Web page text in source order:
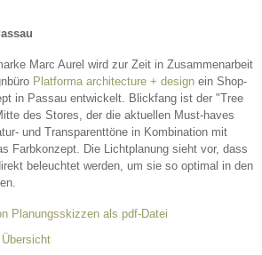
Marc Aurel wird zur Zeit in Zusammenarbeit
Platforma architecture + design ein Shop-
in Passau entwickelt. Blickfang ist der "Tree
des Stores, der die aktuellen Must-haves
und Transparenttöne in Kombination mit
Farbkonzept. Die Lichtplanung sieht vor, dass
beleuchtet werden, um sie so optimal in den
Planungsskizzen als pdf-Datei